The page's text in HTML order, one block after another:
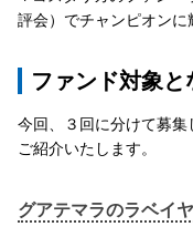
評会）でチャンピオンに
ファンド対象
今回、３回に分けて募
ご紹介いたします。
グアテマラのラベイ